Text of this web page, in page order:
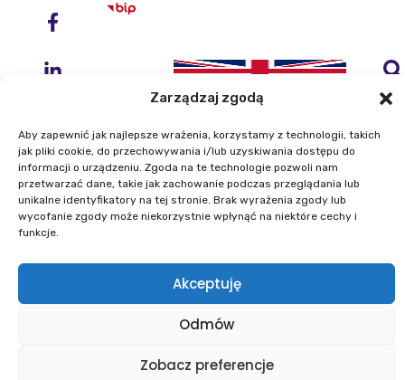
Zarządzaj zgodą
Aby zapewnić jak najlepsze wrażenia, korzystamy z technologii, takich
jak pliki cookie, do przechowywania i/lub uzyskiwania dostępu do
informacji o urządzeniu. Zgoda na te technologie pozwoli nam
przetwarzać dane, takie jak zachowanie podczas przeglądania lub
unikalne identyfikatory na tej stronie. Brak wyrażenia zgody lub
wycofanie zgody może niekorzystnie wpłynąć na niektóre cechy i
funkcje.
Akceptuję
Odmów
Zobacz preferencje
Instytut Geodezji i Kartografii
ul. Zygmunta Modzelewskiego 27
Telefon: +48 22 329 19 00
E-mail: igik@igik.edu.pl
Plan równości płci
Polityka plików cookies